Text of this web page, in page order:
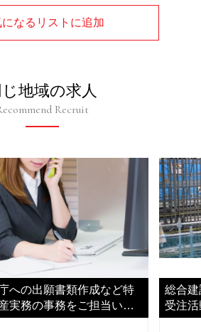
になるリストに追加
じ地域の求人
Recruit
への出願書類作成など特
実務の事務をご担当いた
総合
受注
きます